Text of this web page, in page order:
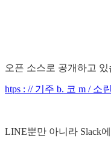
오픈 소스로 공개하고 있
htps : // 기주 b. 코 m / 소
LINE뿐만 아니라 Slack